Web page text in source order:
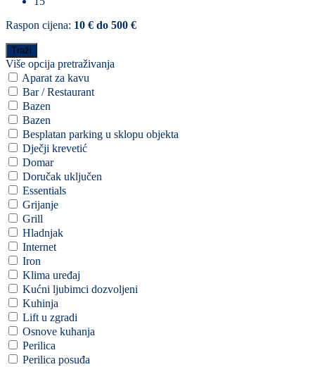
Raspon cijena: 10 € do 500 €
Više opcija pretraživanja
Aparat za kavu
Bar / Restaurant
Bazen
Bazen
Besplatan parking u sklopu objekta
Dječji krevetić
Domar
Doručak uključen
Essentials
Grijanje
Grill
Hladnjak
Internet
Iron
Klima uređaj
Kućni ljubimci dozvoljeni
Kuhinja
Lift u zgradi
Osnove kuhanja
Perilica
Perilica posuđa